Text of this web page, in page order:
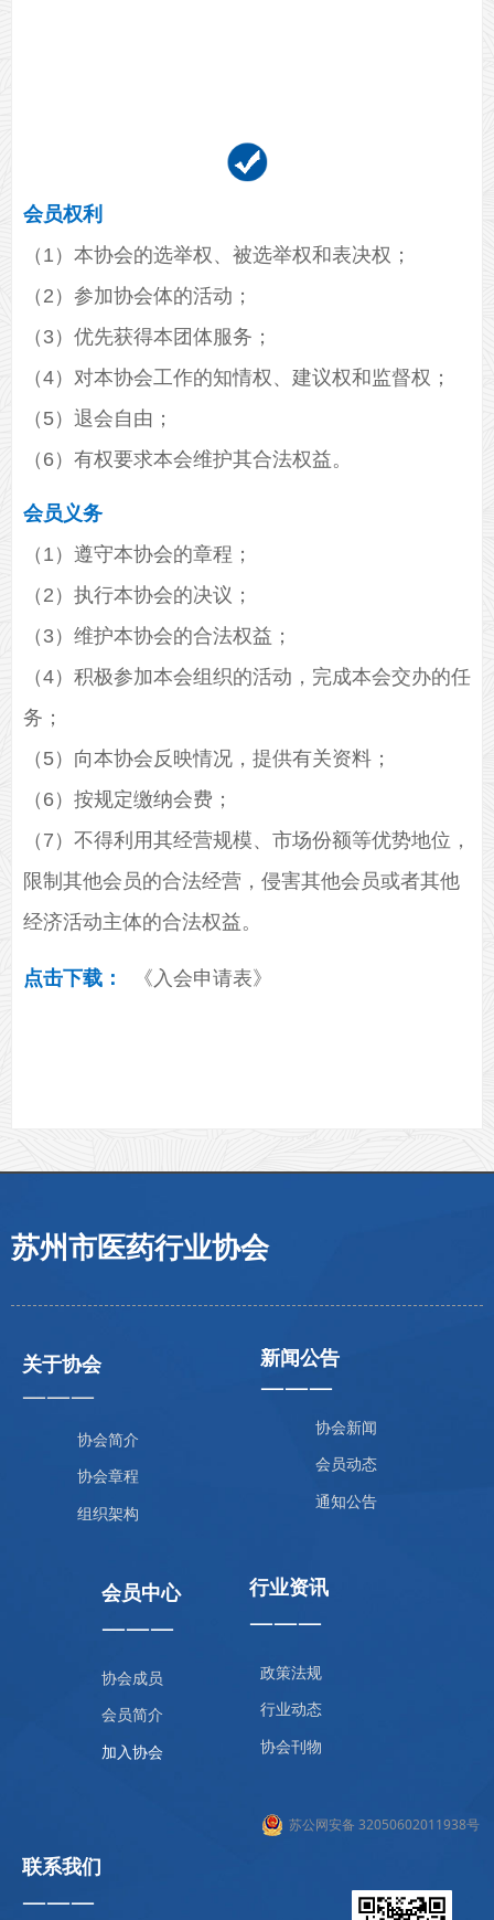
会员权利
（1）本协会的选举权、被选举权和表决权；
（2）参加协会体的活动；
（3）优先获得本团体服务；
（4）对本协会工作的知情权、建议权和监督权；
（5）退会自由；
（6）有权要求本会维护其合法权益。
会员义务
（1）遵守本协会的章程；
（2）执行本协会的决议；
（3）维护本协会的合法权益；
（4）积极参加本会组织的活动，完成本会交办的任
务；
（5）向本协会反映情况，提供有关资料；
（6）按规定缴纳会费；
（7）不得利用其经营规模、市场份额等优势地位，
限制其他会员的合法经营，侵害其他会员或者其他
经济活动主体的合法权益。
点击下载： 《入会申请表》
苏州市医药行业协会
联系我们
———
关于协会
———
协会简介
协会章程
组织架构
新闻公告
———
协会新闻
会员动态
通知公告
会员中心
———
协会成员
会员简介
加入协会
行业资讯
———
政策法规
行业动态
协会刊物
苏公网安备 32050602011938号